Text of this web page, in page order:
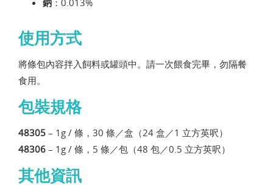
鈉 ：0.013%
使用方式
將條包內容拌入飼料或罐頭中。請一次餵食完畢，勿隔餐
食用。
包裝規格
48305 – 1g / 條，30 條／盒（24 盒／1 立方英呎）
48306 – 1g / 條，5 條／包（48 包／0.5 立方英呎）
其他資訊